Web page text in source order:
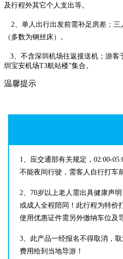
及行程外其它个人支出等。
2、单人出行出发前需补足房差；
（多数为钢丝床）。
3、不含深圳机场往返接送机；游客
圳宝安机场T3航站楼”集合。
温馨提示
1、 应交通部有关规定，02:00-
不能夜间行驶，需客人自行打车
2、 70岁以上老人需出具健康声
或成人全程陪同！此行程为特价
使用优惠证件需另外缴纳车位及
3、 此产品一经报名不得取消，
费用给到当地导游！